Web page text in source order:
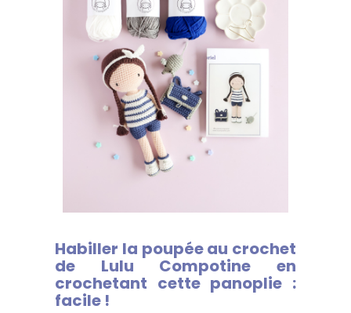
Habiller la poupée au crochet
de Lulu Compotine en
crochetant cette panoplie :
facile !